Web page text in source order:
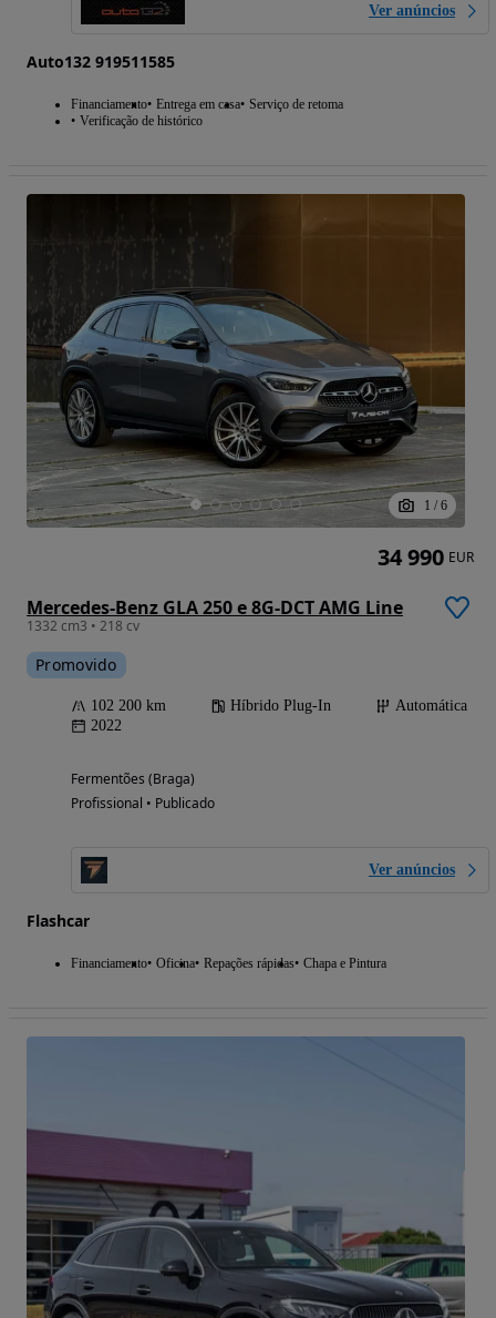
Ver anúncios
Auto132 919511585
Financiamento Entrega em casa Serviço de retoma
Verificação de histórico
1 / 6
Mercedes-Benz GLA 250 e 8G-DCT AMG Line
1332 cm3 • 218 cv
Promovido
102 200 km Híbrido Plug-In
Automática
2022
Fermentões (Braga)
Profissional • Publicado
Ver anúncios
Flashcar
Financiamento Oficina Repações rápidas Chapa e Pintura
34 990 EUR